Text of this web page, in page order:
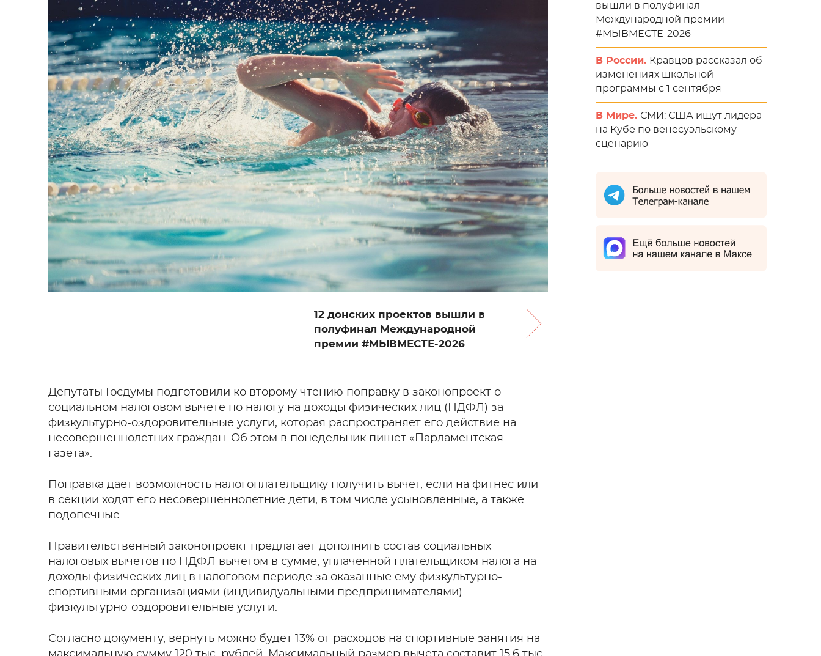
12 донских проектов вышли в
полуфинал Международной
премии #МЫВМЕСТЕ-2026
Депутаты Госдумы подготовили ко второму чтению поправку в законопроект о
социальном налоговом вычете по налогу на доходы физических лиц (НДФЛ) за
физкультурно-оздоровительные услуги, которая распространяет его действие на
несовершеннолетних граждан. Об этом в понедельник пишет «Парламентская
газета».
Поправка дает возможность налогоплательщику получить вычет, если на фитнес или
в секции ходят его несовершеннолетние дети, в том числе усыновленные, а также
подопечные.
Правительственный законопроект предлагает дополнить состав социальных
налоговых вычетов по НДФЛ вычетом в сумме, уплаченной плательщиком налога на
доходы физических лиц в налоговом периоде за оказанные ему физкультурно-
спортивными организациями (индивидуальными предпринимателями)
физкультурно-оздоровительные услуги.
Согласно документу, вернуть можно будет 13% от расходов на спортивные занятия на
вышли в полуфинал
Международной премии
#МЫВМЕСТЕ-2026
В России. Кравцов рассказал об
изменениях школьной
программы с 1 сентября
В Мире. СМИ: США ищут лидера
на Кубе по венесуэльскому
сценарию